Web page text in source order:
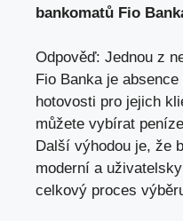
‌bankomatů Fio
Odpověď: Jednou ⁢z
Fio⁣ Banka je
hotovosti ​pro jejich‌
‌můžete ⁤vybírat
Další ⁢výhodou je, že‍
moderní a
celkový proces